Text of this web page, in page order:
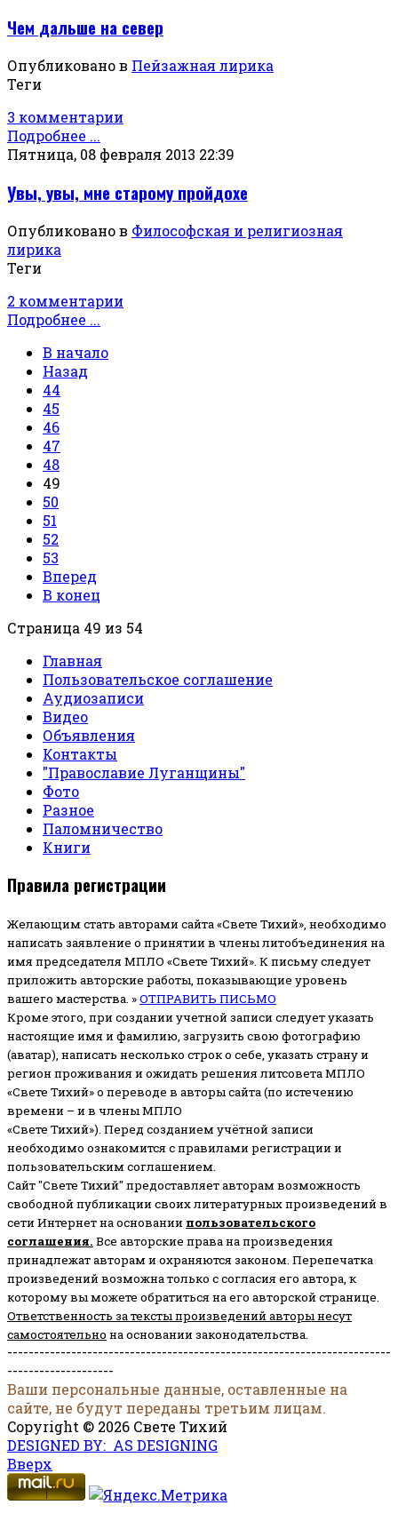
Чем дальше на север
Опубликовано в Пейзажная лирика
Теги
3 комментарии
Подробнее ...
Пятница, 08 февраля 2013 22:39
Увы, увы, мне старому пройдохе
Опубликовано в Философская и религиозная
лирика
Теги
2 комментарии
Подробнее ...
В начало
Назад
44
45
46
47
48
49
50
51
52
53
Вперед
В конец
Страница 49 из 54
Главная
Пользовательское соглашение
Аудиозаписи
Видео
Объявления
Контакты
"Православие Луганщины"
Фото
Разное
Паломничество
Книги
Правила регистрации
Желающим стать авторами сайта «Свете Тихий», необходимо
написать заявление о принятии в члены литобъединения на
имя председателя МПЛО «Свете Тихий». К письму следует
приложить авторские работы, показывающие уровень
вашего мастерства. »ОТПРАВИТЬ ПИСЬМО
Кроме этого, при создании учетной записи следует указать
настоящие имя и фамилию, загрузить свою фотографию
(аватар), написать несколько строк о себе, указать страну и
регион проживания и ожидать решения литсовета МПЛО
«Свете Тихий» о переводе в авторы сайта (по истечению
времени – и в члены МПЛО
«Свете Тихий»). Перед созданием учётной записи
необходимо ознакомится с правилами регистрации и
пользовательским соглашением.
Сайт "Свете Тихий" предоставляет авторам возможность
свободной публикации своих литературных произведений в
сети Интернет на основании пользовательского
соглашения. Все авторские права на произведения
принадлежат авторам и охраняются законом. Перепечатка
произведений возможна только с согласия его автора, к
которому вы можете обратиться на его авторской странице.
Ответственность за тексты произведений авторы несут
самостоятельно на основании законодательства.
------------------------------------------------------------------------
--------------------
Ваши персональные данные, оставленные на
сайте, не будут переданы третьим лицам.
Copyright © 2026 Свете Тихий
DESIGNED BY: AS DESIGNING
Вверх